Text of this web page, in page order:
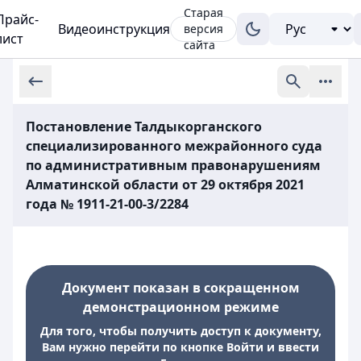
Видеоинструкция
Старая
версия
сайта
Постановление Талдыкорганского
специализированного межрайонного суда
по административным правонарушениям
Алматинской области от 29 октября 2021
года № 1911-21-00-3/2284
Документ показан в сокращенном
демонстрационном режиме
Для того, чтобы получить доступ к документу,
Вам нужно перейти по кнопке Войти и ввести